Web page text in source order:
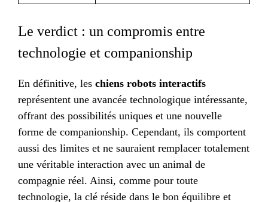
Le verdict : un compromis entre
technologie et companionship
En définitive, les chiens robots interactifs
représentent une avancée technologique intéressante,
offrant des possibilités uniques et une nouvelle
forme de companionship. Cependant, ils comportent
aussi des limites et ne sauraient remplacer totalement
une véritable interaction avec un animal de
compagnie réel. Ainsi, comme pour toute
technologie, la clé réside dans le bon équilibre et